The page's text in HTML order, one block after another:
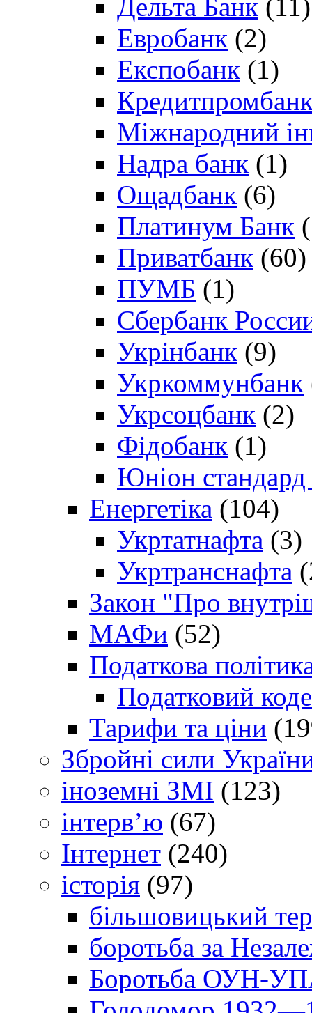
Дельта Банк (11)
Евробанк (2)
Експобанк (1)
Міжнародний
Надра банк (1)
Ощадбанк (6)
Платинум Банк
Приватбанк (60)
ПУМБ (1)
Сбербанк
Укрінбанк (9)
Укркоммунбанк
Укрсоцбанк (2)
Фідобанк (1)
Юніон стандард
Енергетіка (104)
Укртатнафта (3)
Укртранснафта
Закон "Про
МАФи (52)
Податкова
Податковий
Тарифи та ціни
Збройні сили
іноземні ЗМІ (123)
інтерв’ю (67)
Інтернет (240)
історія (97)
більшовицький
боротьба за
Боротьба ОУН-УПА